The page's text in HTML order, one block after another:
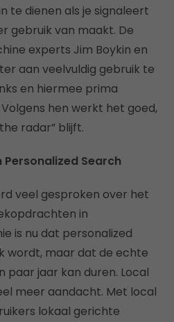
te dienen als je signaleert
gebruik van maakt. De
experts Jim Boykin en
aan veelvuldig gebruik te
en hiermee prima
hen werkt het goed,
radar” blijft.
Search
veel gesproken over het
in
is nu dat personalized
wordt, maar dat de echte
paar jaar kan duren. Local
meer aandacht. Met local
lokaal gerichte